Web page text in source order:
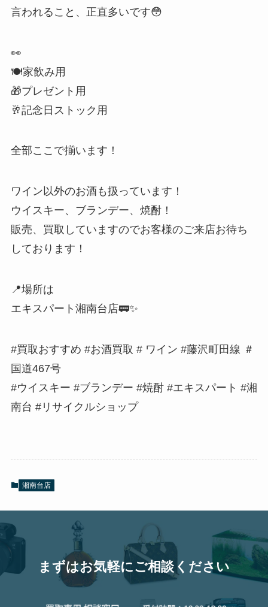
言われること、正直多いです😳
👀
🍽️家飲み用
🎁プレゼント用
🥂記念日ストック用
全部ここで揃います！
ワイン以外のお酒も扱っています！
ウイスキー、ブランデー、焼酎！
販売、買取していますのでお客様のご来店お待ち
しております！
📍場所は
エキスパート湘南台店🚃✨
#買取おすすめ #お酒買取 # ワイン #藤沢町田線 ＃
国道467号
#ウイスキー #ブランデー #焼酎 #エキスパート #湘
南台 #リサイクルショップ
湘南台店
まずはお気軽にご相談ください